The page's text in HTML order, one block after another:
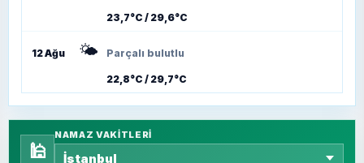
23,7°C / 29,6°C
12 Ağu 🌤️ Parçalı bulutlu
22,8°C / 29,7°C
🕌
NAMAZ VAKITLERI